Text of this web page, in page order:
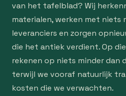
van het tafelblad? Wij
materialen, werken met niets
leveranciers en zorgen
die het antiek verdient. Op
rekenen op niets minder dan
terwijl we vooraf natuurlijk
kosten die we verwachten.